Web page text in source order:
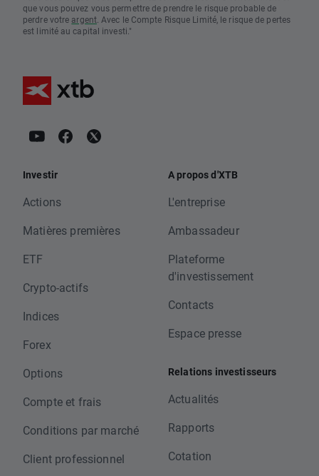
que vous pouvez vous permettre de prendre le risque probable de
perdre votre argent. Avec le Compte Risque Limité, le risque de pertes
est limité au capital investi."
Investir
Actions
Matières premières
ETF
Crypto-actifs
Indices
Forex
Options
Compte et frais
Conditions par marché
Client professionnel
A propos d'XTB
L'entreprise
Ambassadeur
Plateforme
d'investissement
Contacts
Espace presse
Relations investisseurs
Actualités
Rapports
Cotation